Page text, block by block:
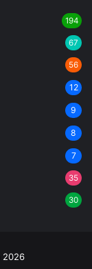
194
67
56
12
9
8
7
35
30
2026